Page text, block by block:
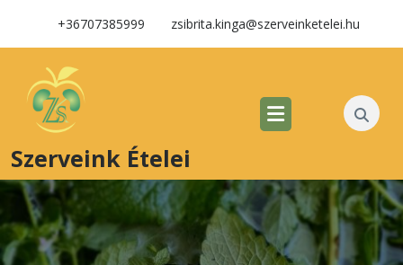
+36707385999 zsibrita.kinga@szerveinketelei.hu
Szerveink Ételei